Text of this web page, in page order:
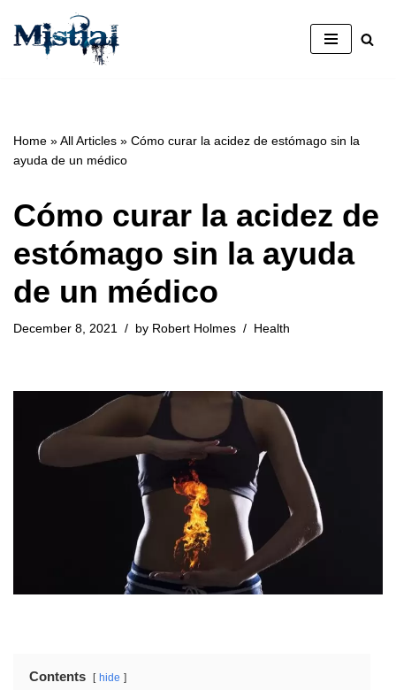
Skip
Home »All Articles » Cómo curar la acidez de estómago sin la
ayuda de un médico
Cómo curar la acidez de
estómago sin la ayuda
de un médico
December 8, 2021 by Robert Holmes Health
Contents hide